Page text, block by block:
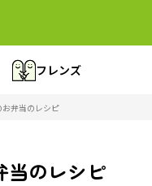
フレンズ
弁当のレシピ
当のレシピ